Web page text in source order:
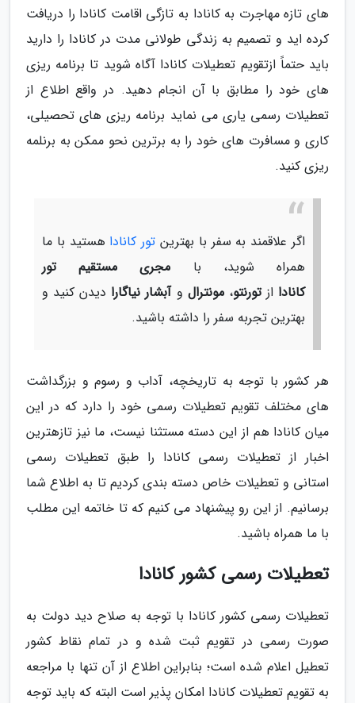
های تازه مهاجرت به کانادا به تازگی اقامت کانادا را دریافت
کرده اید و تصمیم به زندگی طولانی مدت در کانادا را دارید
باید حتماً ازتقویم تعطیلات کانادا آگاه شوید تا برنامه ریزی
های خود را مطابق با آن انجام دهید. در واقع اطلاع از
تعطیلات رسمی یاری می نماید برنامه ریزی های تحصیلی،
کاری و مسافرت های خود را به برترین نحو ممکن به برنلمه
ریزی کنید.
اگر علاقمند به سفر با بهترین تور کانادا هستید با ما
همراه شوید، با مجری مستقیم تور
کانادا ازتورنتو،مونترال وآبشار نیاگارا دیدن کنید و
بهترین تجربه سفر را داشته باشید.
هر کشور با توجه به تاریخچه، آداب و رسوم و بزرگداشت
های مختلف تقویم تعطیلات رسمی خود را دارد که در این
میان کانادا هم از این دسته مستثنا نیست، ما نیز تازهترین
اخبار از تعطیلات رسمی کانادا را طبق تعطیلات رسمی
استانی و تعطیلات خاص دسته بندی کردیم تا به اطلاع شما
برسانیم. از این رو پیشنهاد می کنیم که تا خاتمه این مطلب
با ما همراه باشید.
تعطیلات رسمی کشور کانادا
تعطیلات رسمی کشور کانادا با توجه به صلاح دید دولت به
صورت رسمی در تقویم ثبت شده و در تمام نقاط کشور
تعطیل اعلام شده است؛ بنابراین اطلاع از آن تنها با مراجعه
به تقویم تعطیلات کانادا امکان پذیر است البته که باید توجه